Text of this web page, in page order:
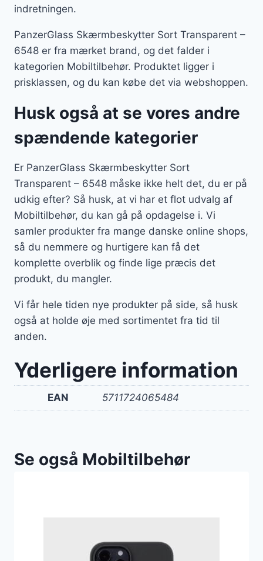
indretningen.
PanzerGlass Skærmbeskytter Sort Transparent –
6548 er fra mærket brand, og det falder i
kategorien Mobiltilbehør. Produktet ligger i
prisklassen, og du kan købe det via webshoppen.
Husk også at se vores andre
spændende kategorier
Er PanzerGlass Skærmbeskytter Sort
Transparent – 6548 måske ikke helt det, du er på
udkig efter? Så husk, at vi har et flot udvalg af
Mobiltilbehør, du kan gå på opdagelse i. Vi
samler produkter fra mange danske online shops,
så du nemmere og hurtigere kan få det
komplette overblik og finde lige præcis det
produkt, du mangler.
Vi får hele tiden nye produkter på side, så husk
også at holde øje med sortimentet fra tid til
anden.
Yderligere information
EAN 5711724065484
Se også Mobiltilbehør